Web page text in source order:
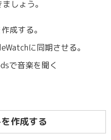
しょう。
成する。
に同期させる。
で音楽を聞く
作成する